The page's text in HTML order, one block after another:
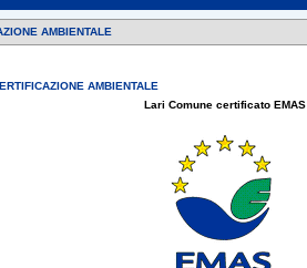
AMBIENTALE
AMBIENTALE
Lari Comune certificato EMAS